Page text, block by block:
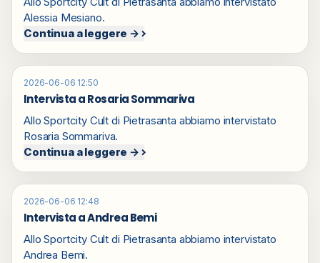
Alessia Mesiano.
Continua a leggere →
2026-06-06 12:50
Intervista a Rosaria Sommariva
Allo Sportcity Cult di Pietrasanta abbiamo intervistato
Rosaria Sommariva.
Continua a leggere →
2026-06-06 12:48
Intervista a Andrea Bemi
Allo Sportcity Cult di Pietrasanta abbiamo intervistato
Andrea Bemi.